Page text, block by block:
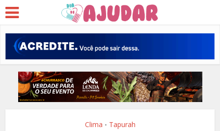
Clima • Tapurah